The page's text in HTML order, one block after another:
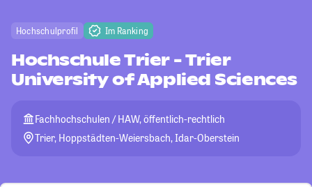
Hochschulprofil Im Ranking
Hochschule Trier - Trier
University of Applied Sciences
Fachhochschulen / HAW, öffentlich-rechtlich
Trier, Hoppstädten-Weiersbach, Idar-Oberstein